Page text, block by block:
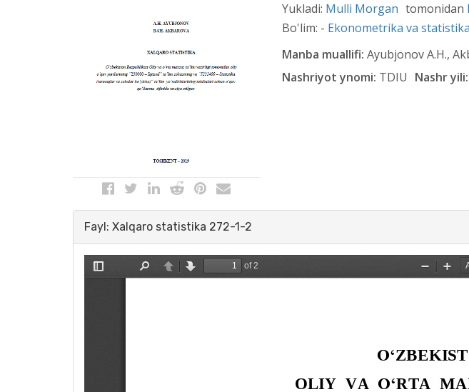
Yukladi: Mulli Morgan tomonidan
Bo'lim: - Ekonometrika va
Manba muallifi: Ayubjonov A.H.,
Nashriyot ynomi: TDIU Nashr yili:
Fayl: Xalqaro statistika 272-1-2